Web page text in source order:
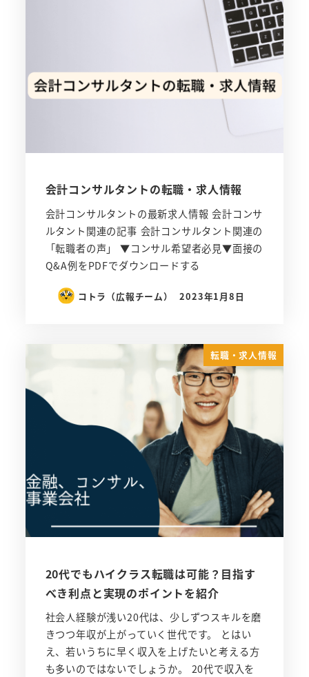
会計コンサルタントの転職・求人情報
会計コンサルタントの最新求人情報 会計コンサ
ルタント関連の記事 会計コンサルタント関連の
「転職者の声」 ▼コンサル希望者必見▼面接の
Q&A例をPDFでダウンロードする
コトラ（広報チーム） 2023年1月8日
転職・求人情報
20代でもハイクラス転職は可能？目指す
べき利点と実現のポイントを紹介
社会人経験が浅い20代は、少しずつスキルを磨
きつつ年収が上がっていく世代です。 とはい
え、若いうちに早く収入を上げたいと考える方
も多いのではないでしょうか。 20代で収入を